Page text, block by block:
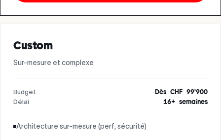
Custom
Sur-mesure et complexe
Budget
Dès CHF 99'900
Délai
16+ semaines
Architecture sur-mesure (perf, sécurité)